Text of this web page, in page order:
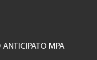
MODELLO DI PENSIONAMENTO ANTICIPATO MPA